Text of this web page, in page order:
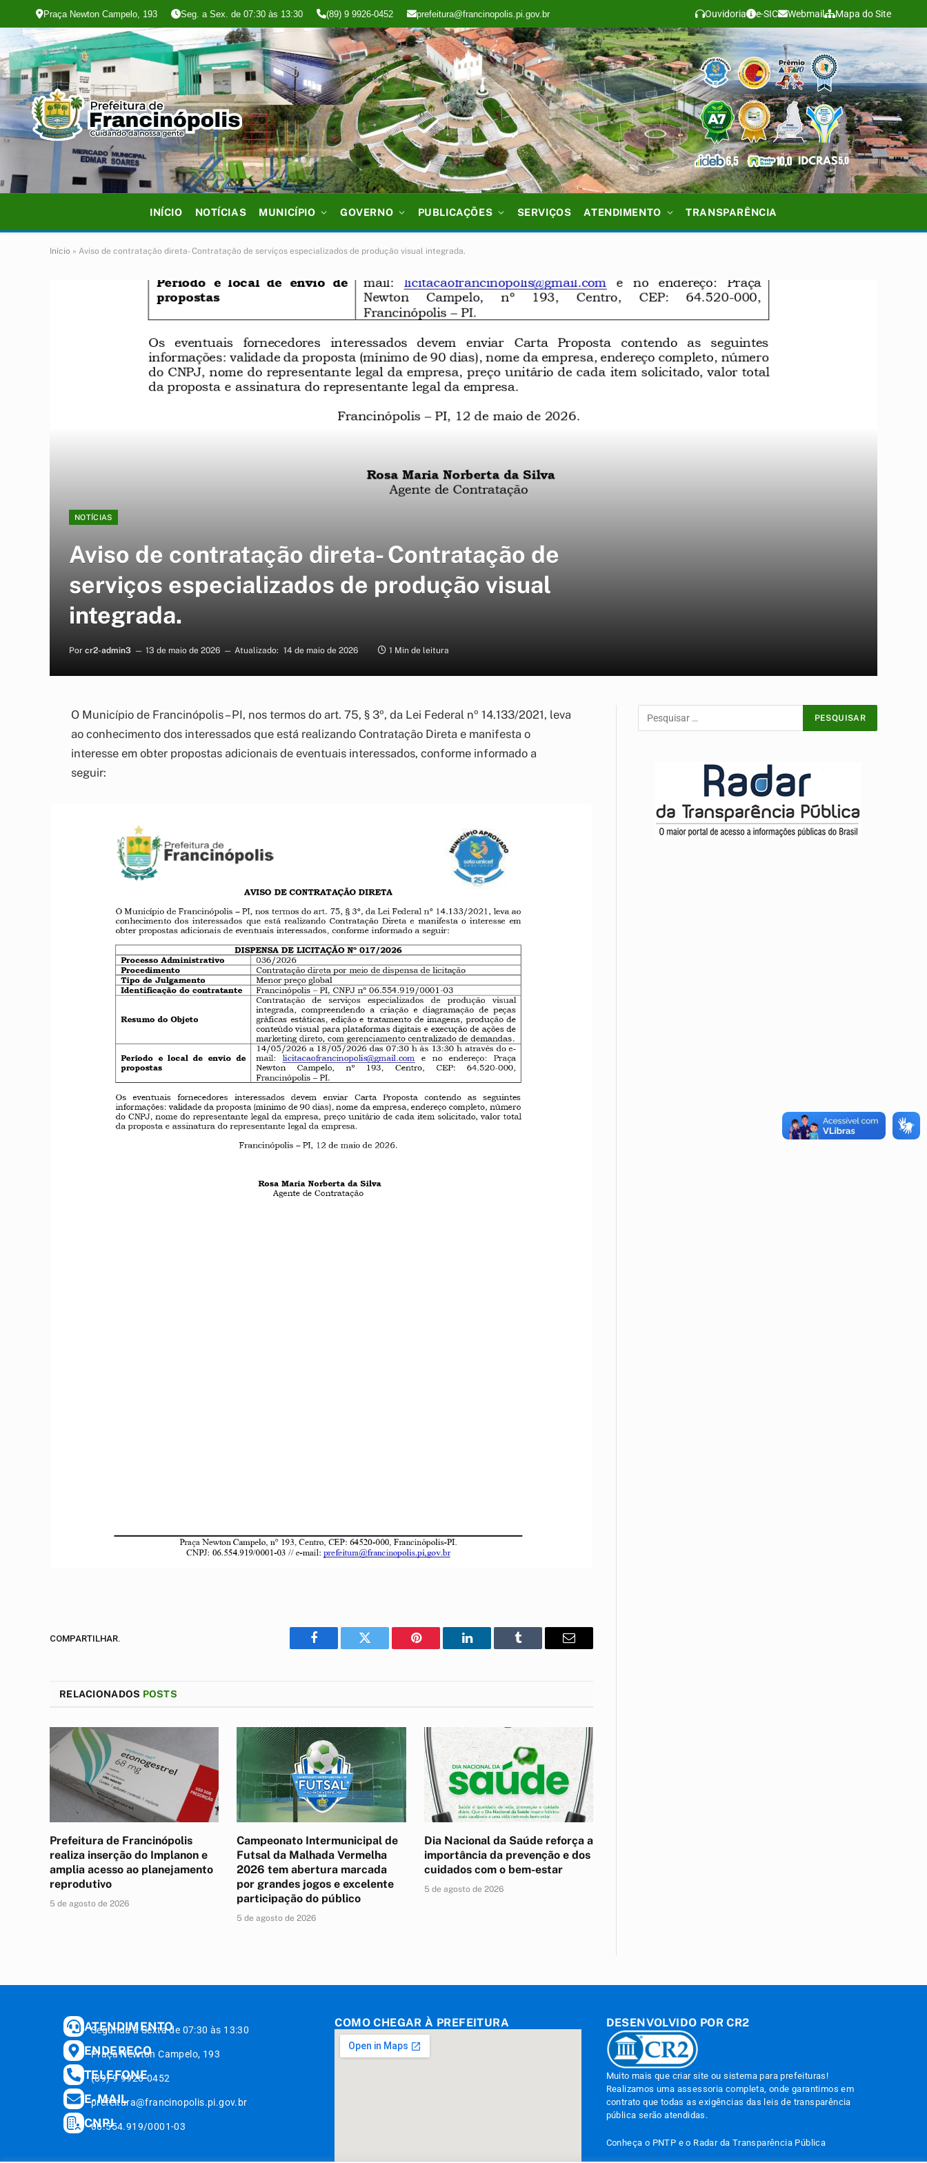
Praça Newton Campelo, 193 Seg. a Sex. de 07:30 às 13:30 (89) 9 9926-0452 prefeitura@francinopolis.pi.gov.br Ouvidoria e-SIC Webmail Mapa do Site
INÍCIO NOTÍCIAS MUNICÍPIO GOVERNO PUBLICAÇÕES SERVIÇOS ATENDIMENTO TRANSPARÊNCIA
Início » Aviso de contratação direta- Contratação de serviços especializados de produção visual integrada.
NOTÍCIAS
Aviso de contratação direta- Contratação de
serviços especializados de produção visual
integrada.
Por cr2-admin3 13 de maio de 2026 Atualizado: 14 de maio de 2026 1 Min de leitura
O Município de Francinópolis – PI, nos termos do art. 75, § 3º, da Lei Federal nº 14.133/2021, leva
ao conhecimento dos interessados que está realizando Contratação Direta e manifesta o
interesse em obter propostas adicionais de eventuais interessados, conforme informado a
seguir:
COMPARTILHAR.
Facebook Twitter Pinterest LinkedIn Tumblr
E-
RELACIONADOS POSTS
Prefeitura de Francinópolis
realiza inserção do Implanon e
amplia acesso ao planejamento
reprodutivo
5 de agosto de 2026
Campeonato Intermunicipal de
Futsal da Malhada Vermelha
2026 tem abertura marcada
por grandes jogos e excelente
participação do público
5 de agosto de 2026
Dia Nacional da Saúde reforça a
importância da prevenção e dos
cuidados com o bem-estar
5 de agosto de 2026
ATENDIMENTO
Segunda à Sexta de 07:30 às 13:30
ENDEREÇO
Praça Newton Campelo, 193
TELEFONE
(89) 9 9926-0452
E-MAIL
prefeitura@francinopolis.pi.gov.br
CNPJ
06.554.919/0001-03
COMO CHEGAR À PREFEITURA DESENVOLVIDO POR CR2
Muito mais que criar site ousistema para prefeituras !
Realizamos uma assessoria completa, onde garantimos em
contrato que todas as exigências das leis de transparência
pública serão atendidas.
Conheça o PNTP e o Radar da Transparência Pública